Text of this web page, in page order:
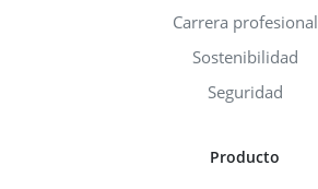
Carrera profesional
Sostenibilidad
Seguridad
Producto